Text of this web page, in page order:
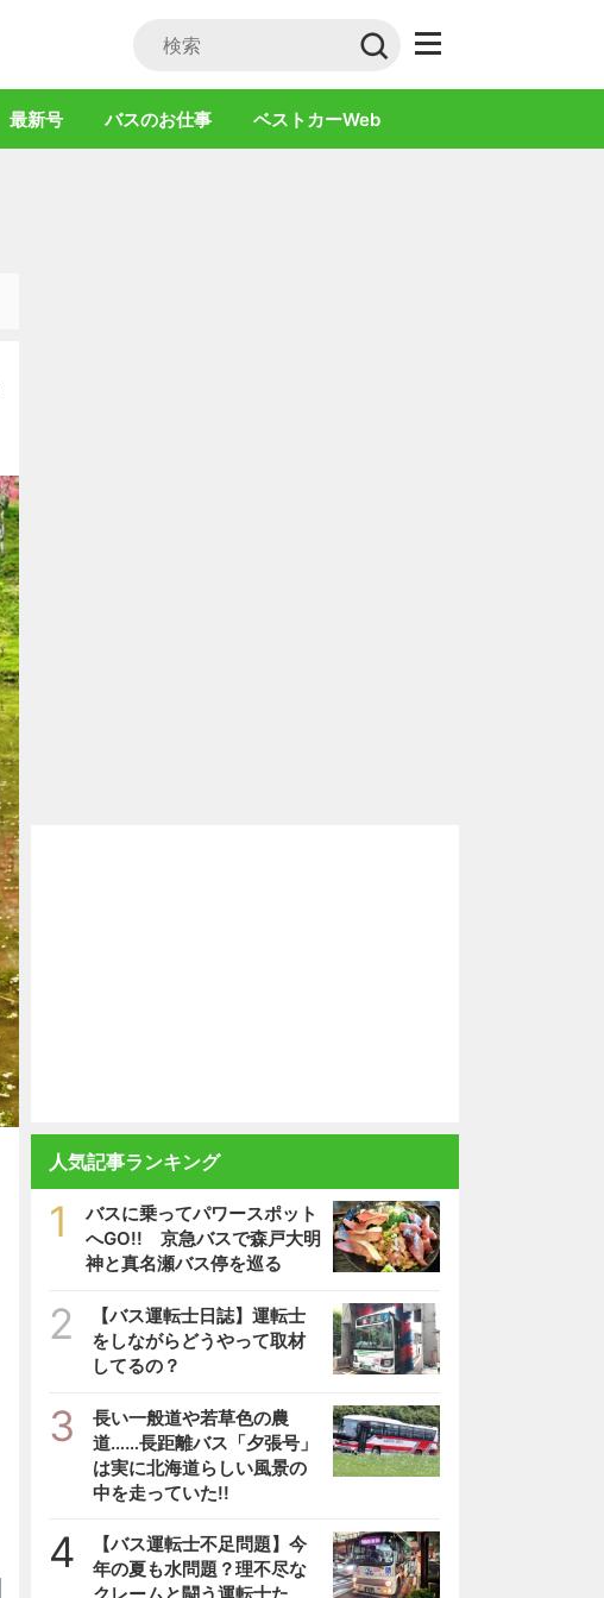
最新号 バスのお仕事 ベストカーWeb
人気記事ランキング
1
バスに乗ってパワースポット
へGO!! 京急バスで森戸大明
神と真名瀬バス停を巡る
2
【バス運転士日誌】運転士
をしながらどうやって取材
してるの？
3
長い一般道や若草色の農
道……長距離バス「夕張号」
は実に北海道らしい風景の
中を走っていた!!
4
【バス運転士不足問題】今
年の夏も水問題？理不尽な